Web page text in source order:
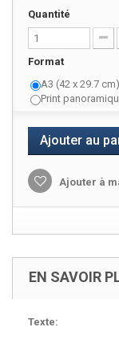
Quantité
Format
A3 (42 x 29.7 cm)
Print
Ajouter au
Ajouter à
EN SAVOIR
Texte: